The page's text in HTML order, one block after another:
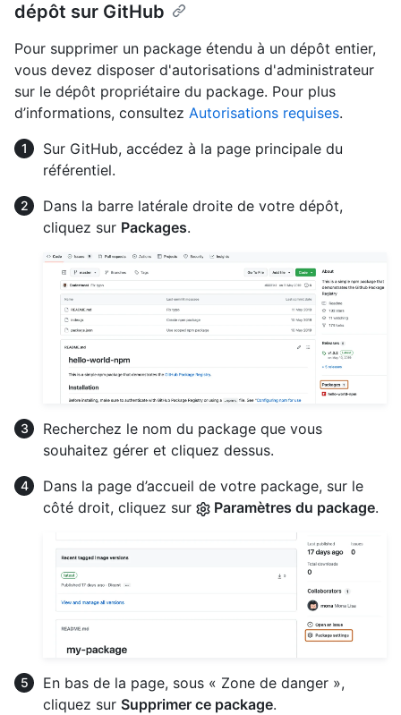
dépôt sur GitHub
Pour supprimer un package étendu à un dépôt entier,
vous devez disposer d'autorisations d'administrateur
sur le dépôt propriétaire du package. Pour plus
d’informations, consultez Autorisations requises.
Sur GitHub, accédez à la page principale du
référentiel.
Dans la barre latérale droite de votre dépôt,
cliquez sur Packages.
Recherchez le nom du package que vous
souhaitez gérer et cliquez dessus.
Dans la page d’accueil de votre package, sur le
côté droit, cliquez sur
Paramètres du package.
En bas de la page, sous « Zone de danger »,
cliquez sur Supprimer ce package.